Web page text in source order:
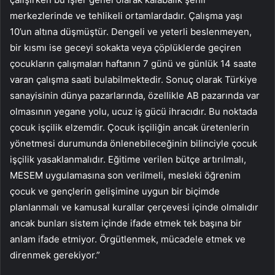
merkezlerinde ve tehlikeli ortamlardadır. Çalışma yaşı
10’un altına düşmüştür. Dengeli ve yeterli beslenmeyen,
bir kısmı ise geceyi sokakta veya çöplüklerde geçiren
çocukların çalışmaları haftanın 7 günü ve günlük 14 saate
varan çalışma saati bulabilmektedir. Sonuç olarak Türkiye
sanayisinin dünya pazarlarında, özellikle AB pazarında var
olmasının yegane yolu, ucuz iş gücü ihracıdır. Bu noktada
çocuk işçilik elzemdir. Çocuk işçiliğin ancak üretenlerin
yönetmesi durumunda önlenebileceğinin bilinciyle çocuk
işçilik yasaklanmalıdır. Eğitime verilen bütçe artırılmalı,
MESEM uygulamasına son verilmeli, mesleki öğrenim
çocuk ve gençlerin gelişimine uygun bir biçimde
planlanmalı ve kamusal kurallar çerçevesi içinde olmalıdır
ancak bunları sistem içinde ifade etmek tek başına bir
anlam ifade etmiyor. Örgütlenmek, mücadele etmek ve
direnmek gerekiyor.”